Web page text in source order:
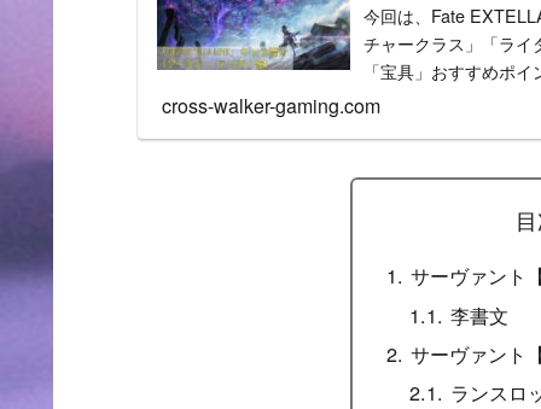
今回は、Fate
チャークラス」「ライ
「宝具」おすすめポ
ーク...
cross-walker-gaming.com
サーヴァント
李書文
サーヴァント
ランスロ